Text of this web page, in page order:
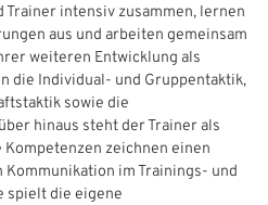
Trainer intensiv zusammen, lernen
aus und arbeiten gemeinsam
weiteren Entwicklung als
die Individual‑ und Gruppentaktik,
sowie die
hinaus steht der Trainer als
zeichnen einen
im Trainings‑ und
spielt die eigene